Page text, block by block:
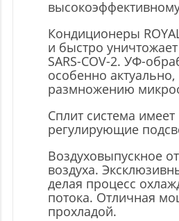
Кондиционеры
и быстро
SARS-COV-2. УФ-
особенно
размножению
Сплит система
регулирующие
Воздуховыпускное
воздуха.
делая процесс
потока. Отличная
прохладой.